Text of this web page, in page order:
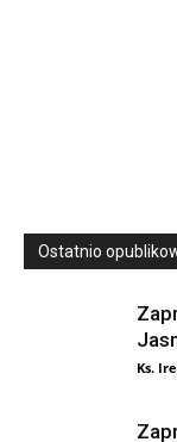
Ostatnio
Ks.